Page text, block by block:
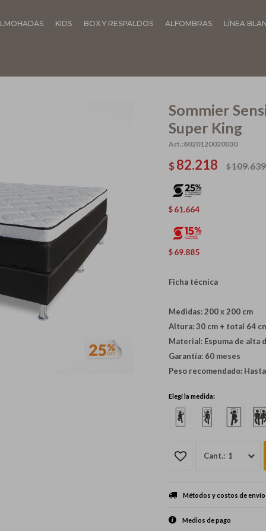
KIDS BOX Y RESPALDOS ALFOMBRAS LÍNEA
Sommier
Super King
8020120020030
$82.218 $109.639
$ 61.664
$ 69.885
Ficha técnica
Medidas: 200 x 200 cm
Altura: 30 cm + total 64
Material: Espuma de alta
Garantía: 60 meses
Peso recomendado:
Elegí la medida:
1
Métodos y costos de envío
Medios de pago